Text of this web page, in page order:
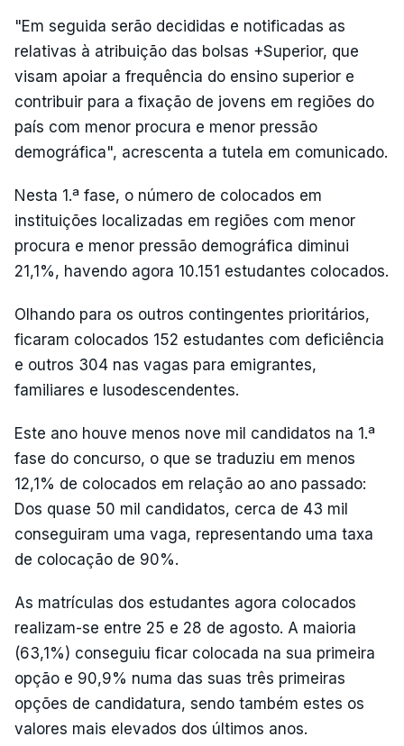
"Em seguida serão decididas e notificadas as
relativas à atribuição das bolsas +Superior, que
visam apoiar a frequência do ensino superior e
contribuir para a fixação de jovens em regiões do
país com menor procura e menor pressão
demográfica", acrescenta a tutela em comunicado.
Nesta 1.ª fase, o número de colocados em
instituições localizadas em regiões com menor
procura e menor pressão demográfica diminui
21,1%, havendo agora 10.151 estudantes colocados.
Olhando para os outros contingentes prioritários,
ficaram colocados 152 estudantes com deficiência
e outros 304 nas vagas para emigrantes,
familiares e lusodescendentes.
Este ano houve menos nove mil candidatos na 1.ª
fase do concurso, o que se traduziu em menos
12,1% de colocados em relação ao ano passado:
Dos quase 50 mil candidatos, cerca de 43 mil
conseguiram uma vaga, representando uma taxa
de colocação de 90%.
As matrículas dos estudantes agora colocados
realizam-se entre 25 e 28 de agosto. A maioria
(63,1%) conseguiu ficar colocada na sua primeira
opção e 90,9% numa das suas três primeiras
opções de candidatura, sendo também estes os
valores mais elevados dos últimos anos.